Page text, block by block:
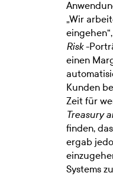
„Wir
Risk-
einen
Kunden
Zeit für
Treasury
finden,
ergab
Systems